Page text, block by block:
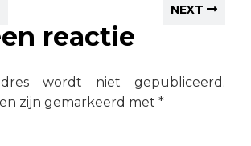
NEXT
reactie
wordt niet gepubliceerd.
zijn gemarkeerd met *